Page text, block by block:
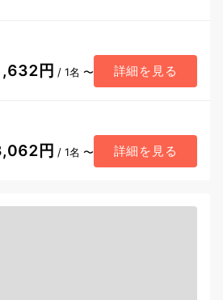
円 / 1名 〜 詳細を見る
円 / 1名 〜 詳細を見る